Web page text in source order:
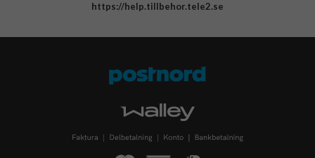
https://help.tillbehor.tele2.se